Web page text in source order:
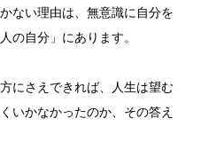
ない理由は、無意識に自分を
の自分」にあります。
にさえできれば、人生は望む
いかなかったのか、その答え